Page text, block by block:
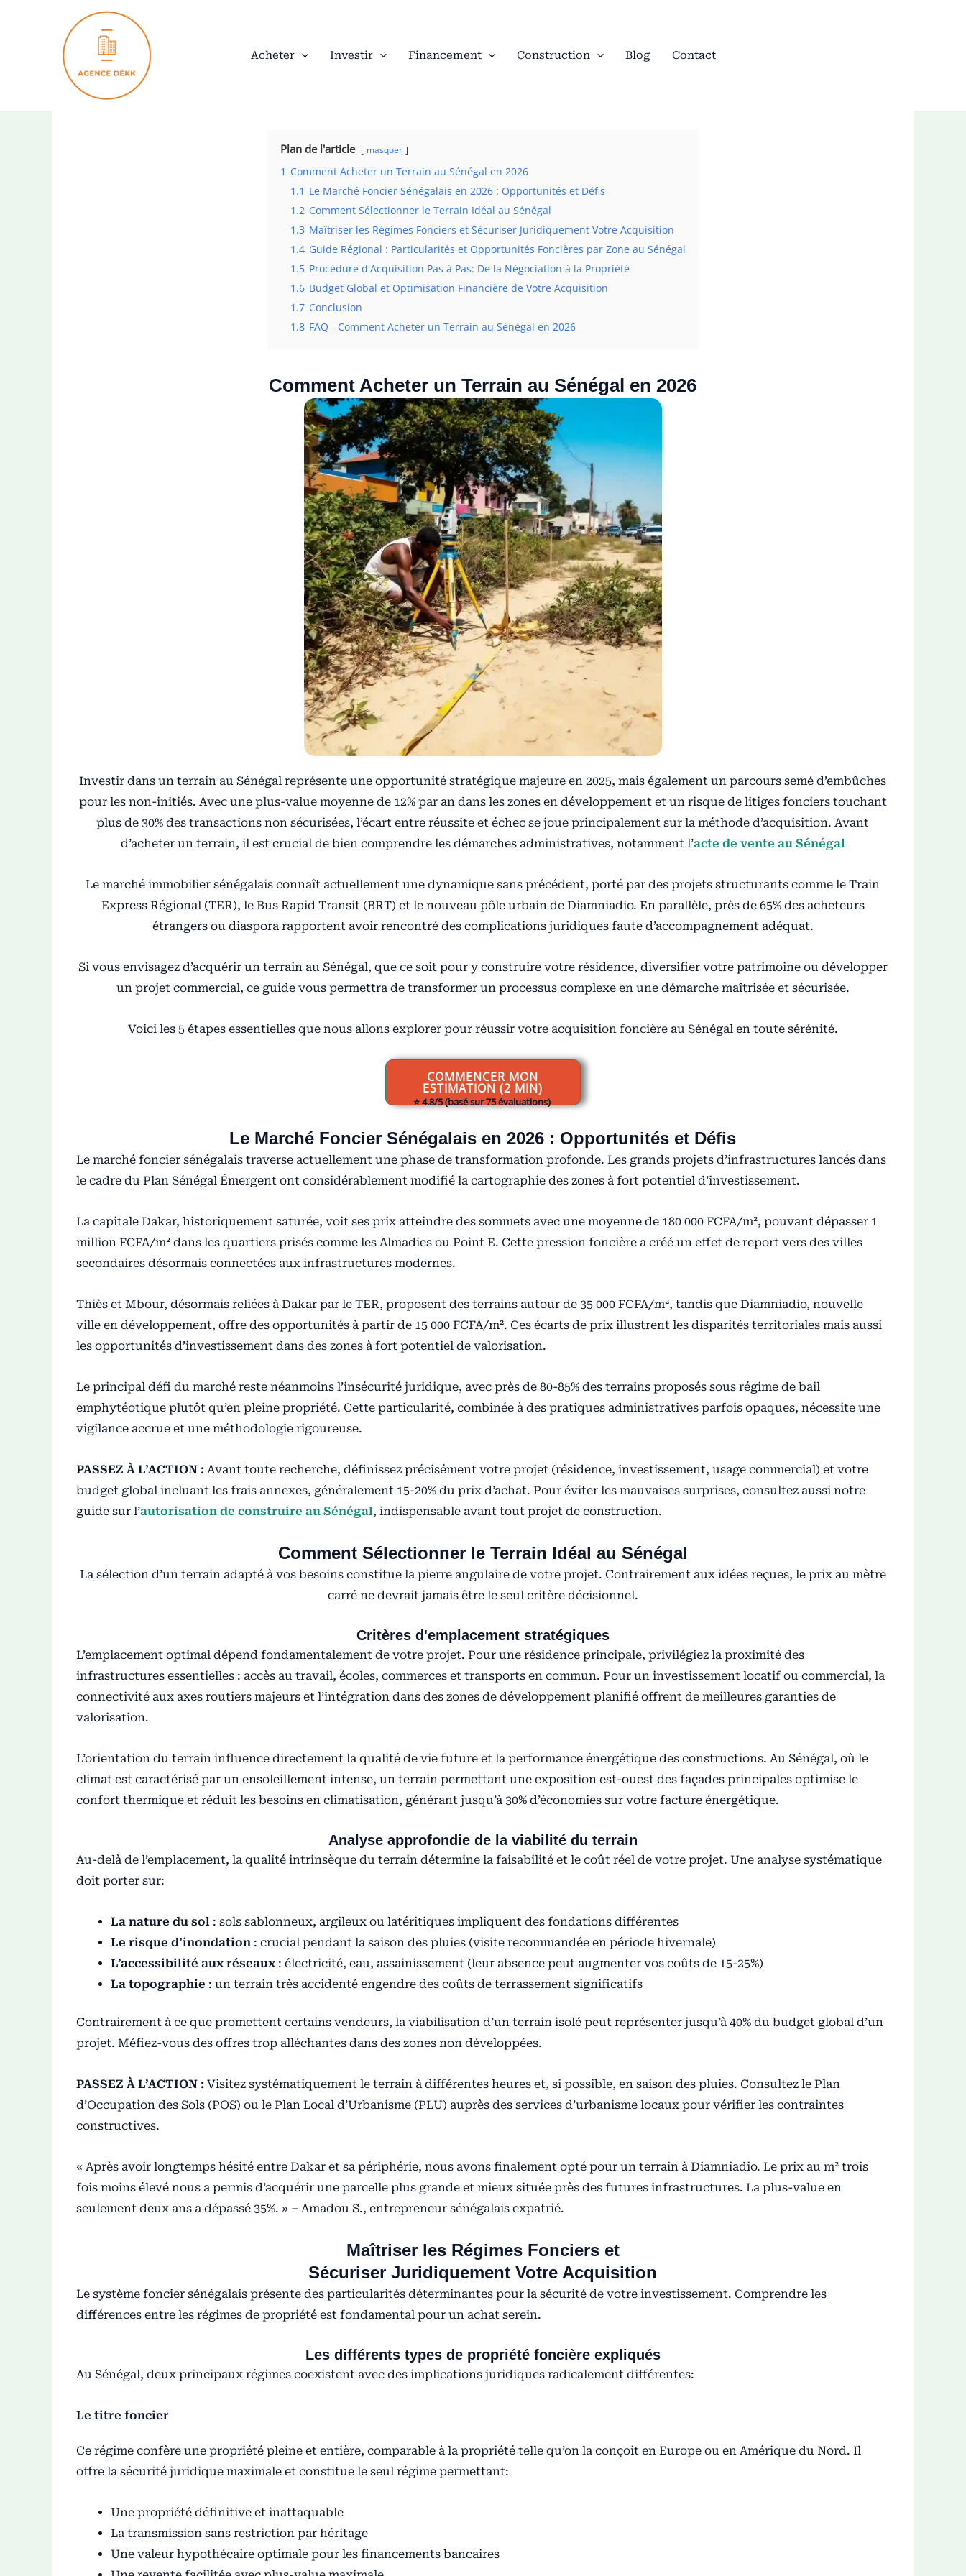
Acheter Investir Financement Construction Blog Contact
Plan de l'article masquer
1 Comment Acheter un Terrain au Sénégal en 2026
1.1 Le Marché Foncier Sénégalais en 2026 : Opportunités et Défis
1.2 Comment Sélectionner le Terrain Idéal au Sénégal
1.3 Maîtriser les Régimes Fonciers et Sécuriser Juridiquement Votre Acquisition
1.4 Guide Régional : Particularités et Opportunités Foncières par Zone au Sénégal
1.5 Procédure d'Acquisition Pas à Pas: De la Négociation à la Propriété
1.6 Budget Global et Optimisation Financière de Votre Acquisition
1.7 Conclusion
1.8 FAQ - Comment Acheter un Terrain au Sénégal en 2026
Comment Acheter un Terrain au Sénégal en 2026
Investir dans un terrain au Sénégal représente une opportunité stratégique majeure en 2025, mais également un parcours semé d’embûches
pour les non-initiés. Avec une plus-value moyenne de 12% par an dans les zones en développement et un risque de litiges fonciers touchant
plus de 30% des transactions non sécurisées, l’écart entre réussite et échec se joue principalement sur la méthode d’acquisition. Avant
d’acheter un terrain, il est crucial de bien comprendre les démarches administratives, notamment l’acte de vente au Sénégal
Le marché immobilier sénégalais connaît actuellement une dynamique sans précédent, porté par des projets structurants comme le Train
Express Régional (TER), le Bus Rapid Transit (BRT) et le nouveau pôle urbain de Diamniadio. En parallèle, près de 65% des acheteurs
étrangers ou diaspora rapportent avoir rencontré des complications juridiques faute d’accompagnement adéquat.
Si vous envisagez d’acquérir un terrain au Sénégal, que ce soit pour y construire votre résidence, diversifier votre patrimoine ou développer
un projet commercial, ce guide vous permettra de transformer un processus complexe en une démarche maîtrisée et sécurisée.
Voici les 5 étapes essentielles que nous allons explorer pour réussir votre acquisition foncière au Sénégal en toute sérénité.
COMMENCER MON
ESTIMATION (2 MIN)
⭐️ 4.8/5 (basé sur 75 évaluations)
Le Marché Foncier Sénégalais en 2026 : Opportunités et Défis
Le marché foncier sénégalais traverse actuellement une phase de transformation profonde. Les grands projets d’infrastructures lancés dans
le cadre du Plan Sénégal Émergent ont considérablement modifié la cartographie des zones à fort potentiel d’investissement.
La capitale Dakar, historiquement saturée, voit ses prix atteindre des sommets avec une moyenne de 180 000 FCFA/m², pouvant dépasser 1
million FCFA/m² dans les quartiers prisés comme les Almadies ou Point E. Cette pression foncière a créé un effet de report vers des villes
secondaires désormais connectées aux infrastructures modernes.
Thiès et Mbour, désormais reliées à Dakar par le TER, proposent des terrains autour de 35 000 FCFA/m², tandis que Diamniadio, nouvelle
ville en développement, offre des opportunités à partir de 15 000 FCFA/m². Ces écarts de prix illustrent les disparités territoriales mais aussi
les opportunités d’investissement dans des zones à fort potentiel de valorisation.
Le principal défi du marché reste néanmoins l’insécurité juridique, avec près de 80-85% des terrains proposés sous régime de bail
emphytéotique plutôt qu’en pleine propriété. Cette particularité, combinée à des pratiques administratives parfois opaques, nécessite une
vigilance accrue et une méthodologie rigoureuse.
PASSEZ À L’ACTION :Avant toute recherche, définissez précisément votre projet (résidence, investissement, usage commercial) et votre
budget global incluant les frais annexes, généralement 15-20% du prix d’achat. Pour éviter les mauvaises surprises, consultez aussi notre
guide sur l’autorisation de construire au Sénégal, indispensable avant tout projet de construction.
Comment Sélectionner le Terrain Idéal au Sénégal
La sélection d’un terrain adapté à vos besoins constitue la pierre angulaire de votre projet. Contrairement aux idées reçues, le prix au mètre
carré ne devrait jamais être le seul critère décisionnel.
Critères d'emplacement stratégiques
L’emplacement optimal dépend fondamentalement de votre projet. Pour une résidence principale, privilégiez la proximité des
infrastructures essentielles : accès au travail, écoles, commerces et transports en commun. Pour un investissement locatif ou commercial, la
connectivité aux axes routiers majeurs et l’intégration dans des zones de développement planifié offrent de meilleures garanties de
valorisation.
L’orientation du terrain influence directement la qualité de vie future et la performance énergétique des constructions. Au Sénégal, où le
climat est caractérisé par un ensoleillement intense, un terrain permettant une exposition est-ouest des façades principales optimise le
confort thermique et réduit les besoins en climatisation, générant jusqu’à 30% d’économies sur votre facture énergétique.
Analyse approfondie de la viabilité du terrain
Au-delà de l’emplacement, la qualité intrinsèque du terrain détermine la faisabilité et le coût réel de votre projet. Une analyse systématique
doit porter sur:
La nature du sol: sols sablonneux, argileux ou latéritiques impliquent des fondations différentes
Le risque d’inondation: crucial pendant la saison des pluies (visite recommandée en période hivernale)
L’accessibilité aux réseaux: électricité, eau, assainissement (leur absence peut augmenter vos coûts de 15-25%)
La topographie : un terrain très accidenté engendre des coûts de terrassement significatifs
Contrairement à ce que promettent certains vendeurs, la viabilisation d’un terrain isolé peut représenter jusqu’à 40% du budget global d’un
projet. Méfiez-vous des offres trop alléchantes dans des zones non développées.
PASSEZ À L’ACTION :Visitez systématiquement le terrain à différentes heures et, si possible, en saison des pluies. Consultez le Plan
d’Occupation des Sols (POS) ou le Plan Local d’Urbanisme (PLU) auprès des services d’urbanisme locaux pour vérifier les contraintes
constructives.
« Après avoir longtemps hésité entre Dakar et sa périphérie, nous avons finalement opté pour un terrain à Diamniadio. Le prix au m² trois
fois moins élevé nous a permis d’acquérir une parcelle plus grande et mieux située près des futures infrastructures. La plus-value en
seulement deux ans a dépassé 35%. » – Amadou S., entrepreneur sénégalais expatrié.
Maîtriser les Régimes Fonciers et
Sécuriser Juridiquement Votre Acquisition
Le système foncier sénégalais présente des particularités déterminantes pour la sécurité de votre investissement. Comprendre les
différences entre les régimes de propriété est fondamental pour un achat serein.
Les différents types de propriété foncière expliqués
Au Sénégal, deux principaux régimes coexistent avec des implications juridiques radicalement différentes:
Le titre foncier
Ce régime confère une propriété pleine et entière, comparable à la propriété telle qu’on la conçoit en Europe ou en Amérique du Nord. Il
offre la sécurité juridique maximale et constitue le seul régime permettant:
Une propriété définitive et inattaquable
La transmission sans restriction par héritage
Une valeur hypothécaire optimale pour les financements bancaires